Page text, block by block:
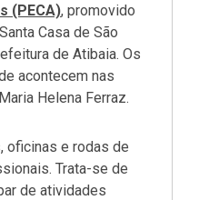
(PECA), promovido
Casa de São
de Atibaia. Os
acontecem nas
Helena Ferraz.
oficinas e rodas de
Trata-se de
de atividades